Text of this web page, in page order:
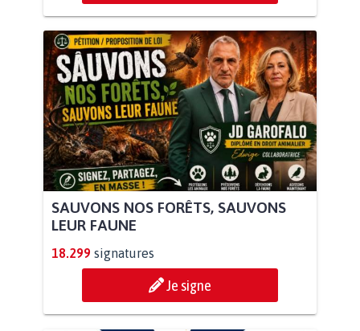
SAUVONS NOS FORÊTS, SAUVONS
LEUR FAUNE
18.299 signatures
Je signe